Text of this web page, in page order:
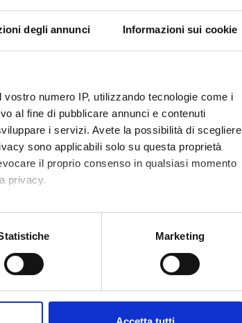
degli annunci Informazioni sui cookie
numero IP, utilizzando tecnologie come i
al fine di pubblicare annunci e contenuti
i servizi. Avete la possibilità di scegliere
sono applicabili solo su questa proprietà
il proprio consenso in qualsiasi momento
privacy.
di qualche metro,
sui cookie.
Marketing